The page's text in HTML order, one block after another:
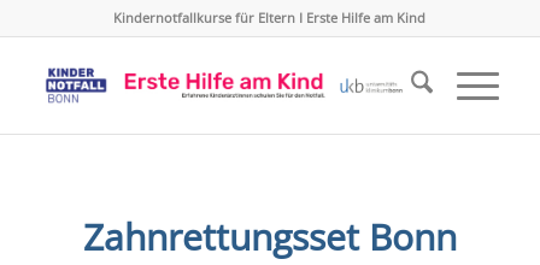
Kindernotfallkurse für Eltern I Erste Hilfe am Kind
Zahnrettungsset Bonn